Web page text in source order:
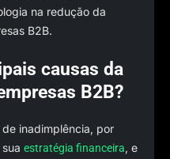
na redução da
B2B.
causas da
B2B?
inadimplência, por
estratégia financeira, e